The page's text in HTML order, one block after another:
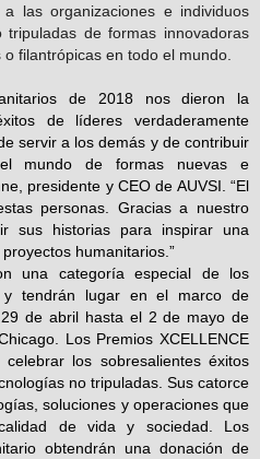
las organizaciones e individuos
de formas innovadoras
filantrópicas en todo el mundo.
de 2018 nos dieron la
de líderes verdaderamente
servir a los demás y de contribuir
mundo de formas nuevas e
presidente y CEO de AUVSI. “El
personas. Gracias a nuestro
sus historias para inspirar una
humanitarios.”
una categoría especial de los
y tendrán lugar en el marco de
29 de abril hasta el 2 de mayo de
Los Premios XCELLENCE
los sobresalientes éxitos
no tripuladas. Sus catorce
soluciones y operaciones que
de vida y sociedad. Los
obtendrán una donación de